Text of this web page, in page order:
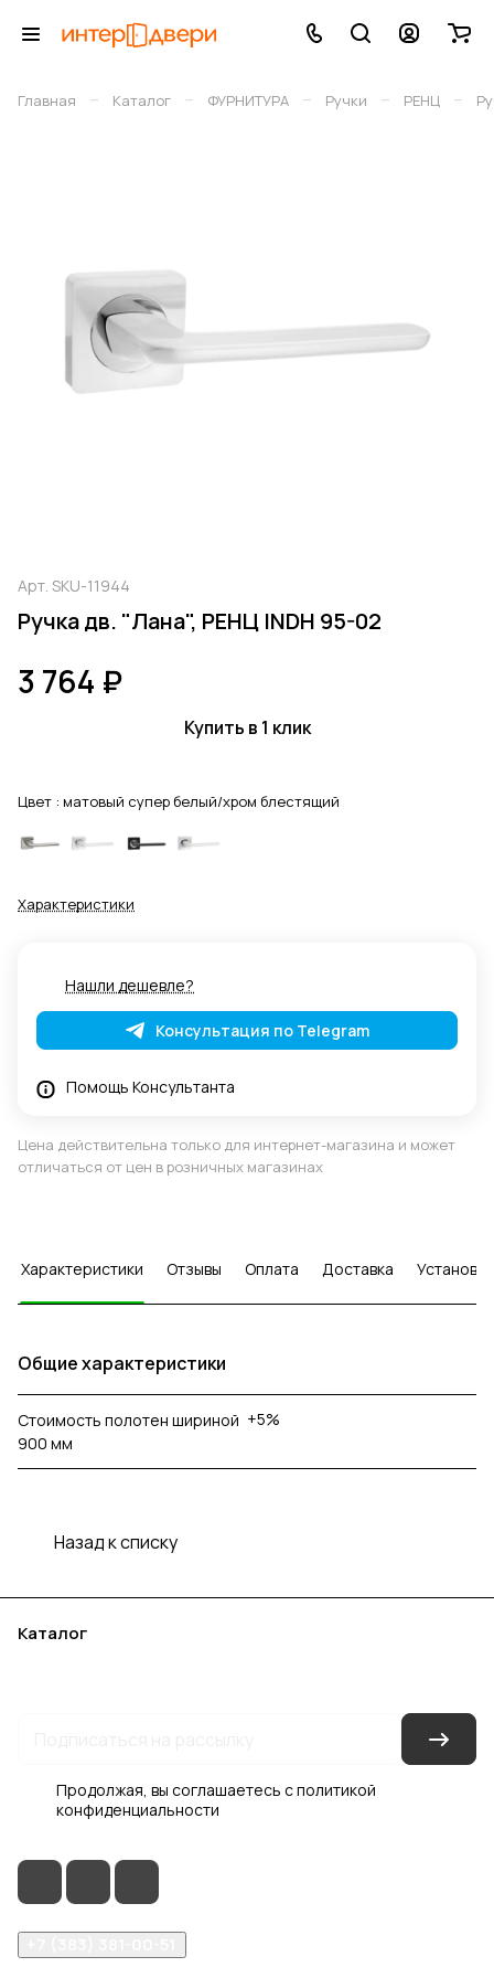
Главная – Каталог – ФУРНИТУРА – Ручки – РЕНЦ –
Арт. SKU-11944
Ручка дв. "Лана", РЕНЦ INDH 95-02
3 764 ₽
Купить в 1 клик
Цвет : матовый супер белый/хром блестящий
Характеристики
Нашли дешевле?
Консультация по Telegram
Помощь Консультанта
Цена действительна только для интернет-магазина и может
отличаться от цен в розничных магазинах
Характеристики Отзывы Оплата Доставка Установка
Общие характеристики
Стоимость полотен шириной
900 мм
+5%
Назад к списку
Каталог
Продолжая, вы соглашаетесь сполитикой
конфиденциальности